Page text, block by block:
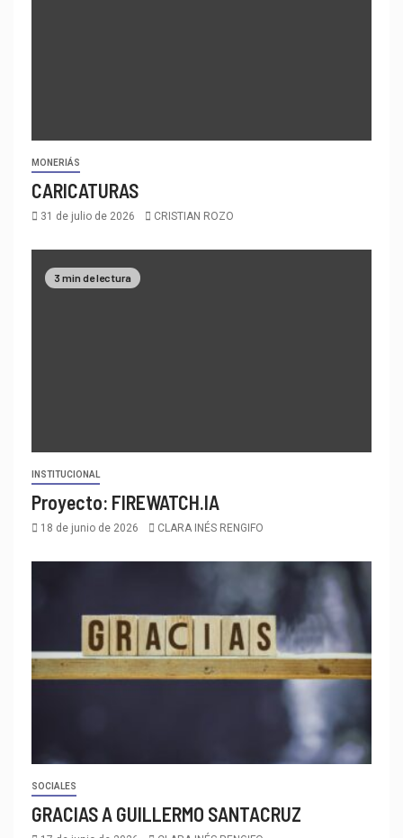
MONERIÁS
CARICATURAS
31 de julio de 2026 CRISTIAN ROZO
3 min de lectura
INSTITUCIONAL
Proyecto: FIREWATCH.IA
18 de junio de 2026 CLARA INÉS RENGIFO
SOCIALES
GRACIAS A GUILLERMO SANTACRUZ